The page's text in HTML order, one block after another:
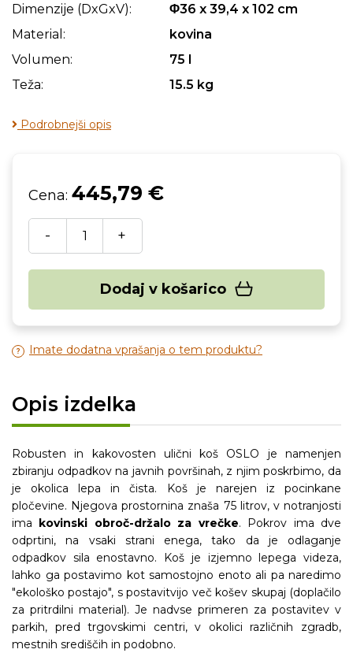
Dimenzije (DxGxV):
Φ36 x 39,4 x 102 cm
Material:
kovina
Volumen:
75 l
Teža:
15.5 kg
Podrobnejši opis
Cena: 445,79 €
- +
Dodaj v košarico
Imate dodatna vprašanja o tem produktu?
Opis izdelka
Robusten in kakovosten ulični koš OSLO je namenjen
zbiranju odpadkov na javnih površinah, z njim poskrbimo, da
je okolica lepa in čista. Koš je narejen iz pocinkane
pločevine. Njegova prostornina znaša 75 litrov, v notranjosti
ima kovinski obroč-držalo za vrečke. Pokrov ima dve
odprtini, na vsaki strani enega, tako da je odlaganje
odpadkov sila enostavno. Koš je izjemno lepega videza,
lahko ga postavimo kot samostojno enoto ali pa naredimo
"ekološko postajo", s postavitvijo več košev skupaj (doplačilo
za pritrdilni material). Je nadvse primeren za postavitev v
parkih, pred trgovskimi centri, v okolici različnih zgradb,
mestnih središčih in podobno.